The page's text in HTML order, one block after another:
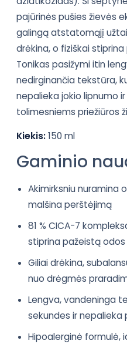
pajūrinės pušies žievės
galingą atstatomąjį
drėkina, o fiziškai
Tonikas pasižymi itin
nedirginančia tekstūra,
nepalieka jokio lipnumo
tolimesniems priežiūros
Kiekis:150 ml
Gaminio
Akimirksniu nuramina
malšina perštėjimą
81 % CICA-7
stiprina pažeistą
Giliai drėkina,
nuo drėgmės
Lengva, vandeninga
sekundes ir nepalieka
Hipoalerginė formulė,